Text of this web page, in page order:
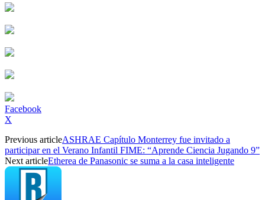
Facebook
X
Previous articleASHRAE Capítulo Monterrey fue invitado a
participar en el Verano Infantil FIME: “Aprende Ciencia Jugando 9”
Next articleEtherea de Panasonic se suma a la casa inteligente